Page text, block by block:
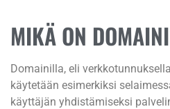
MIKÄ ON
Domainilla, eli
käytetään esimerkiksi
käyttäjän yhdistämiseksi